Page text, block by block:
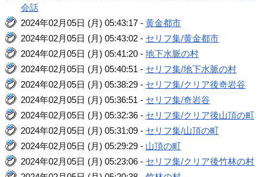
会話
2024年02月05日 (月) 05:43:17 -黄金都市
2024年02月05日 (月) 05:43:02 - セリフ集/黄金都市
2024年02月05日 (月) 05:41:20 -地下水脈の村
2024年02月05日 (月) 05:40:51 - セリフ集/地下水脈の村
2024年02月05日 (月) 05:38:29 - セリフ集/クリア後奇岩谷
2024年02月05日 (月) 05:36:51 - セリフ集/奇岩谷
2024年02月05日 (月) 05:32:36 - セリフ集/クリア後山頂の町
2024年02月05日 (月) 05:31:09 - セリフ集/山頂の町
2024年02月05日 (月) 05:29:29 - 山頂の町
2024年02月05日 (月) 05:23:06 - セリフ集/クリア後竹林の村